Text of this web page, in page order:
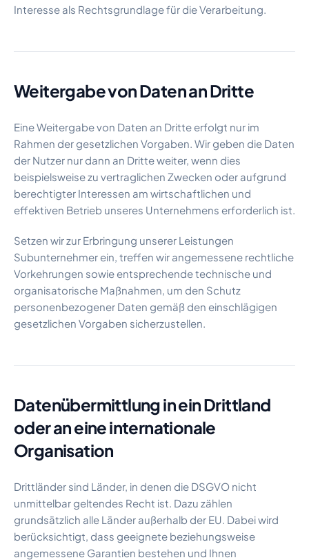
Interesse als Rechtsgrundlage für die Verarbeitung.
Weitergabe von Daten an Dritte
Eine Weitergabe von Daten an Dritte erfolgt nur im
Rahmen der gesetzlichen Vorgaben. Wir geben die Daten
der Nutzer nur dann an Dritte weiter, wenn dies
beispielsweise zu vertraglichen Zwecken oder aufgrund
berechtigter Interessen am wirtschaftlichen und
effektiven Betrieb unseres Unternehmens erforderlich ist.
Setzen wir zur Erbringung unserer Leistungen
Subunternehmer ein, treffen wir angemessene rechtliche
Vorkehrungen sowie entsprechende technische und
organisatorische Maßnahmen, um den Schutz
personenbezogener Daten gemäß den einschlägigen
gesetzlichen Vorgaben sicherzustellen.
Datenübermittlung in ein Drittland
oder an eine internationale
Organisation
Drittländer sind Länder, in denen die DSGVO nicht
unmittelbar geltendes Recht ist. Dazu zählen
grundsätzlich alle Länder außerhalb der EU. Dabei wird
berücksichtigt, dass geeignete beziehungsweise
angemessene Garantien bestehen und Ihnen